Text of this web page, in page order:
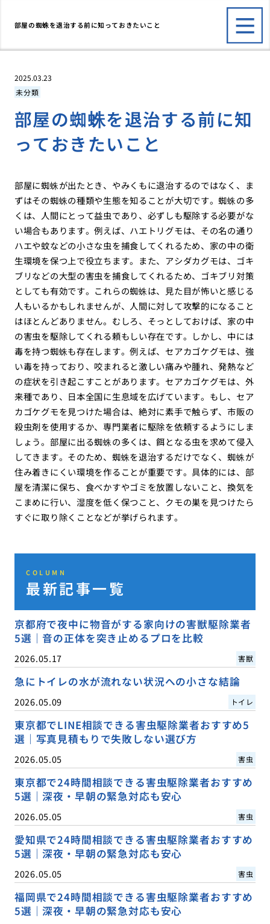
部屋の蜘蛛を退治する前に知っておきたいこと
2025.03.23
未分類
部屋の蜘蛛を退治する前に知
っておきたいこと
部屋に蜘蛛が出たとき、やみくもに退治するのではなく、ま
ずはその蜘蛛の種類や生態を知ることが大切です。蜘蛛の多
くは、人間にとって益虫であり、必ずしも駆除する必要がな
い場合もあります。例えば、ハエトリグモは、その名の通り
ハエや蚊などの小さな虫を捕食してくれるため、家の中の衛
生環境を保つ上で役立ちます。また、アシダカグモは、ゴキ
ブリなどの大型の害虫を捕食してくれるため、ゴキブリ対策
としても有効です。これらの蜘蛛は、見た目が怖いと感じる
人もいるかもしれませんが、人間に対して攻撃的になること
はほとんどありません。むしろ、そっとしておけば、家の中
の害虫を駆除してくれる頼もしい存在です。しかし、中には
毒を持つ蜘蛛も存在します。例えば、セアカゴケグモは、強
い毒を持っており、咬まれると激しい痛みや腫れ、発熱など
の症状を引き起こすことがあります。セアカゴケグモは、外
来種であり、日本全国に生息域を広げています。もし、セア
カゴケグモを見つけた場合は、絶対に素手で触らず、市販の
殺虫剤を使用するか、専門業者に駆除を依頼するようにしま
しょう。部屋に出る蜘蛛の多くは、餌となる虫を求めて侵入
してきます。そのため、蜘蛛を退治するだけでなく、蜘蛛が
住み着きにくい環境を作ることが重要です。具体的には、部
屋を清潔に保ち、食べかすやゴミを放置しないこと、換気を
こまめに行い、湿度を低く保つこと、クモの巣を見つけたら
すぐに取り除くことなどが挙げられます。
COLUMN
最新記事一覧
京都府で夜中に物音がする家向けの害獣駆除業者
5選｜音の正体を突き止めるプロを比較
2026.05.17 害獣
急にトイレの水が流れない状況への小さな結論
2026.05.09 トイレ
東京都でLINE相談できる害虫駆除業者おすすめ5
選｜写真見積もりで失敗しない選び方
2026.05.05 害虫
東京都で24時間相談できる害虫駆除業者おすすめ
5選｜深夜・早朝の緊急対応も安心
2026.05.05 害虫
愛知県で24時間相談できる害虫駆除業者おすすめ
5選｜深夜・早朝の緊急対応も安心
2026.05.05 害虫
福岡県で24時間相談できる害虫駆除業者おすすめ
5選｜深夜・早朝の緊急対応も安心